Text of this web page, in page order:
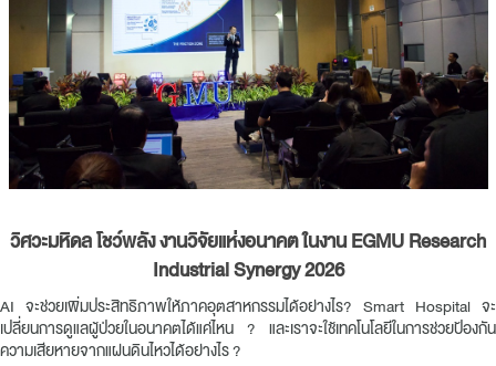
วิศวะมหิดล โชว์พลัง งานวิจัยแห่งอนาคต ในงาน EGMU Research
Industrial Synergy 2026
AI จะช่วยเพิ่มประสิทธิภาพให้ภาคอุตสาหกรรมได้อย่างไร? Smart Hospital จะ
เปลี่ยนการดูแลผู้ป่วยในอนาคตได้แค่ไหน ? และเราจะใช้เทคโนโลยีในการช่วยป้องกัน
ความเสียหายจากแผ่นดินไหวได้อย่างไร ?